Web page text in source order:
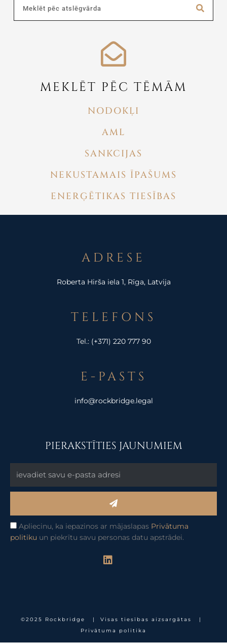
MEKLĒT PĒC TĒMĀM
NODOKĻI
AML
SANKCIJAS
NEKUSTAMAIS ĪPAŠUMS
ENERĢĒTIKAS TIESĪBAS
ADRESE
Roberta Hirša iela 1, Rīga, Latvija
TELEFONS
Tel.: (+371) 220 777 90
E-PASTS
info@rockbridge.legal
PIERAKSTĪTIES JAUNUMIEM
Apliecinu, ka iepazinos ar mājaslapas Privātuma
politiku un piekrītu savu personas datu apstrādei.
Submit
L
i
i
n
©2025 Rockbridge | Visas tiesības aizsargātas |
Privātuma politika